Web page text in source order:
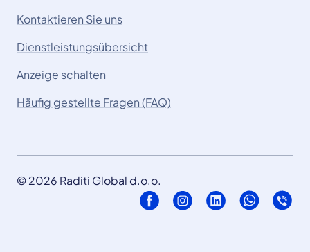
Kontaktieren Sie uns
Dienstleistungsübersicht
Anzeige schalten
Häufig gestellte Fragen (FAQ)
© 2026 Raditi Global d.o.o.